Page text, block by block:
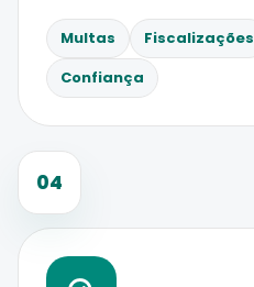
Multas Fiscalizações
Confiança
04